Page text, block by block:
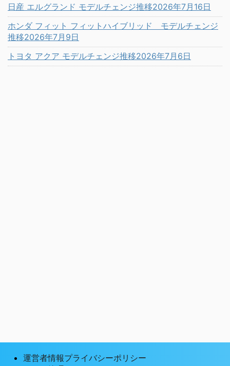
日産 エルグランド モデルチェンジ推移2026年7月16日
ホンダ フィット フィットハイブリッド モデルチェンジ
推移2026年7月9日
トヨタ アクア モデルチェンジ推移2026年7月6日
運営者情報プライバシーポリシー